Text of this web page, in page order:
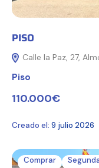
PISO
Calle la Paz, 27,
Piso
110.000€
Creado el: 9 julio 2026
Comprar